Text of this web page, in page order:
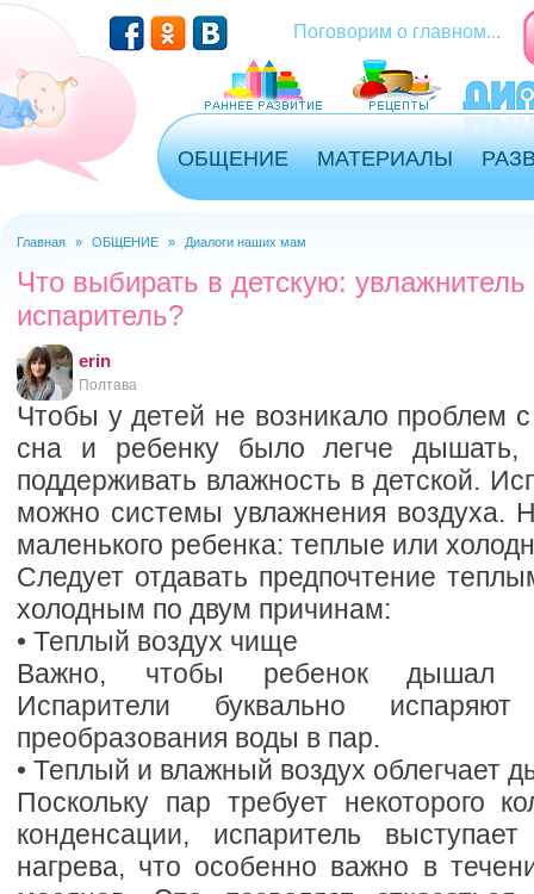
Перейти к основному содержанию
Поговорим о главном...
ОБЩЕНИЕ МАТЕРИАЛЫ
Главная » ОБЩЕНИЕ » Диалоги наших мам
Что выбирать в детскую: увлажнитель
испаритель?
erin
Полтава
Чтобы у детей не возникало проблем
сна и ребенку было легче дышать,
поддерживать влажность в детской.
можно системы увлажнения воздуха.
маленького ребенка: теплые или
Следует отдавать предпочтение
холодным по двум причинам:
• Теплый воздух чище
Важно, чтобы ребенок дышал
Испарители буквально
преобразования воды в пар.
• Теплый и влажный воздух облегчает
Поскольку пар требует некоторого
конденсации, испаритель
нагрева, что особенно важно в